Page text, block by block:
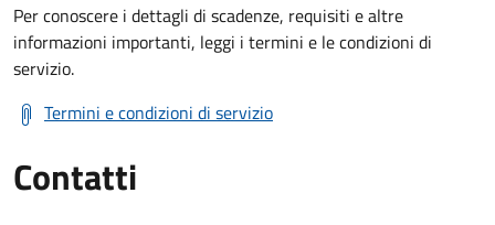
Per conoscere i dettagli di scadenze, requisiti e altre
informazioni importanti, leggi i termini e le condizioni di
servizio.
Termini e condizioni di servizio
Contatti